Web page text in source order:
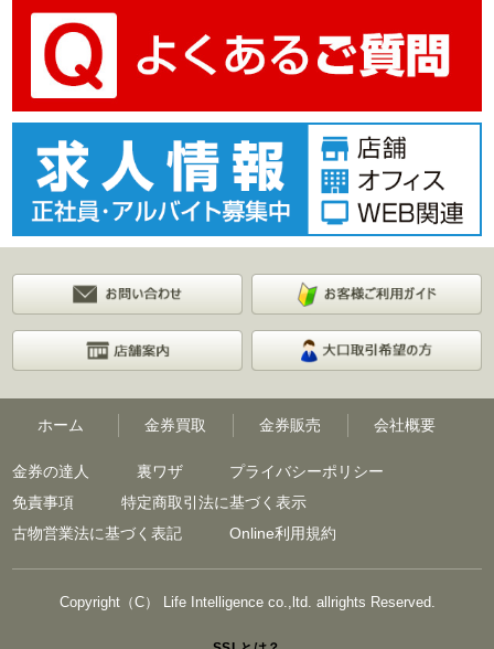
ホーム 金券買取 金券販売 会社概要
金券の達人 裏ワザ
プライバシーポリシー
免責事項
特定商取引法に基づく表示
古物営業法に基づく表記
Online利用規約
Copyright（C） Life Intelligence co.,ltd. allrights Reserved.